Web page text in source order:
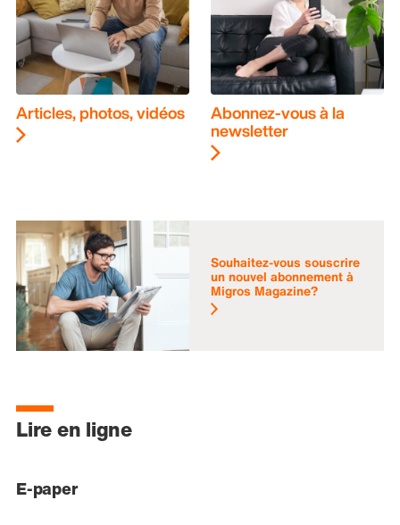
Articles, photos, vidéos Abonnez-vous à la
newsletter
Souhaitez-vous souscrire
un nouvel abonnement à
Migros Magazine?
Lire en ligne
E-paper